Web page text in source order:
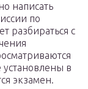
написать
по
разбираться с
в
экзамен.